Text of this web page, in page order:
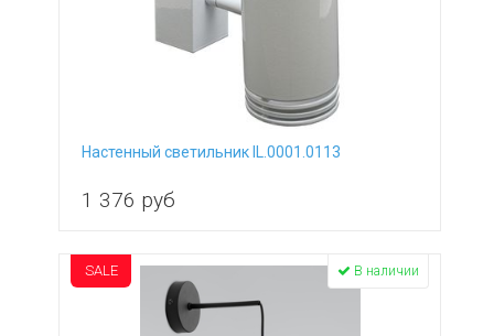
Настенный светильник IL.0001.0113
1 376 руб
SALE В наличии